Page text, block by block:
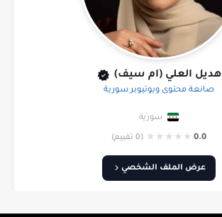
هديل العلي (ام سيف)
صانعة محتوى ويوتيوبر سورية
سورية
0.0
★
★
★
★
★ (0 تقييم)
عرض الملف الشخصي